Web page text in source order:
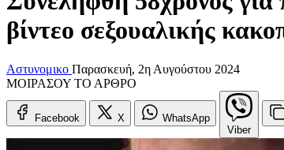
βίντεο σεξουαλικής
Αστυνομικο Παρασκευή, 2η Αυγούστου 2024
ΜΟΙΡΑΣΟΥ ΤΟ ΑΡΘΡΟ
Facebook X
WhatsApp
Viber